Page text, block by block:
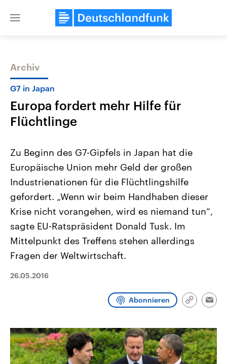
Close
Themen
USA
Aktuelle Beiträge, Analysen und
Hintergründe
Wirtschaftlich und militärisch
gehören die Vereinigten Staaten zu
den mächtigsten Ländern der Erde,
mit großem Einfluss auf das
aktuelle Weltgeschehen.
Nahostkonflikt
Aktuelle Lage und
Der Überfall der
Terrororganisation Hamas
Oktober 2023 auf Israel
Region wieder die
Israel möchte die Hamas
Libanon vom Iran
Sendungen Programm
Archiv
G7 in Japan
Europa fordert mehr Hilfe für
Flüchtlinge
Zu Beginn des G7-Gipfels in Japan hat die
Europäische Union mehr Geld der großen
Industrienationen für die Flüchtlingshilfe
gefordert. „Wenn wir beim Handhaben dieser
Krise nicht vorangehen, wird es niemand tun“,
sagte EU-Ratspräsident Donald Tusk. Im
Mittelpunkt des Treffens stehen allerdings
Fragen der Weltwirtschaft.
26.05.2016
Abonnieren
Link